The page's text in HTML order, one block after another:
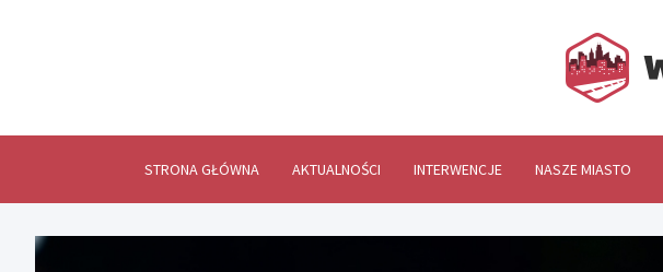
STRONA GŁÓWNA AKTUALNOŚCI INTERWENCJE NASZE MIASTO